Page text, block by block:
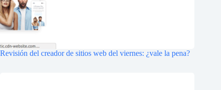
Revisión del creador de sitios web del viernes: ¿vale la pena?